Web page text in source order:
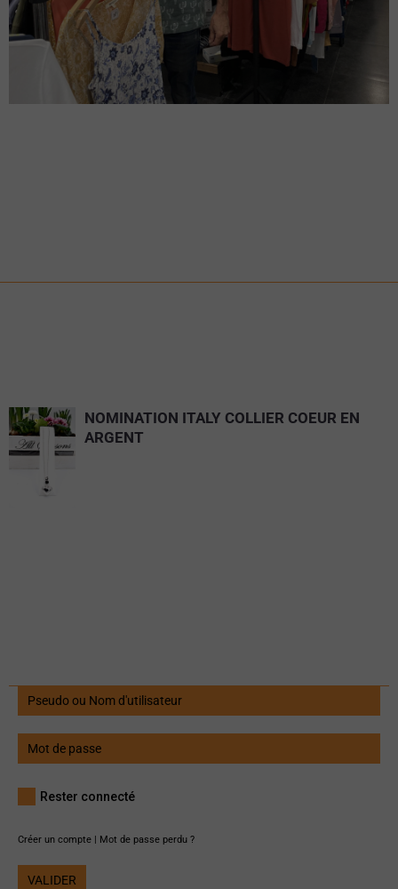
NOMINATION ITALY COLLIER COEUR EN
ARGENT
Rester connecté
Créer un compte | Mot de passe perdu ?
VALIDER